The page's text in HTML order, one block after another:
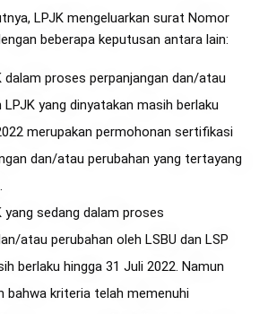
LPJK mengeluarkan surat Nomor
beberapa keputusan antara lain:
dalam proses perpanjangan dan/atau
LPJK yang dinyatakan masih berlaku
merupakan permohonan sertifikasi
dan/atau perubahan yang tertayang
yang sedang dalam proses
atau perubahan oleh LSBU dan LSP
berlaku hingga 31 Juli 2022. Namun
bahwa kriteria telah memenuhi